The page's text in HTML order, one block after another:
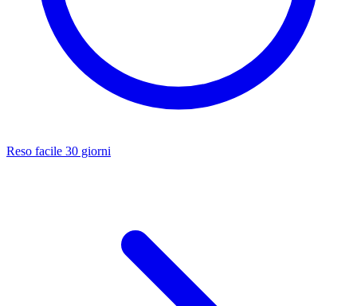
Reso facile 30 giorni